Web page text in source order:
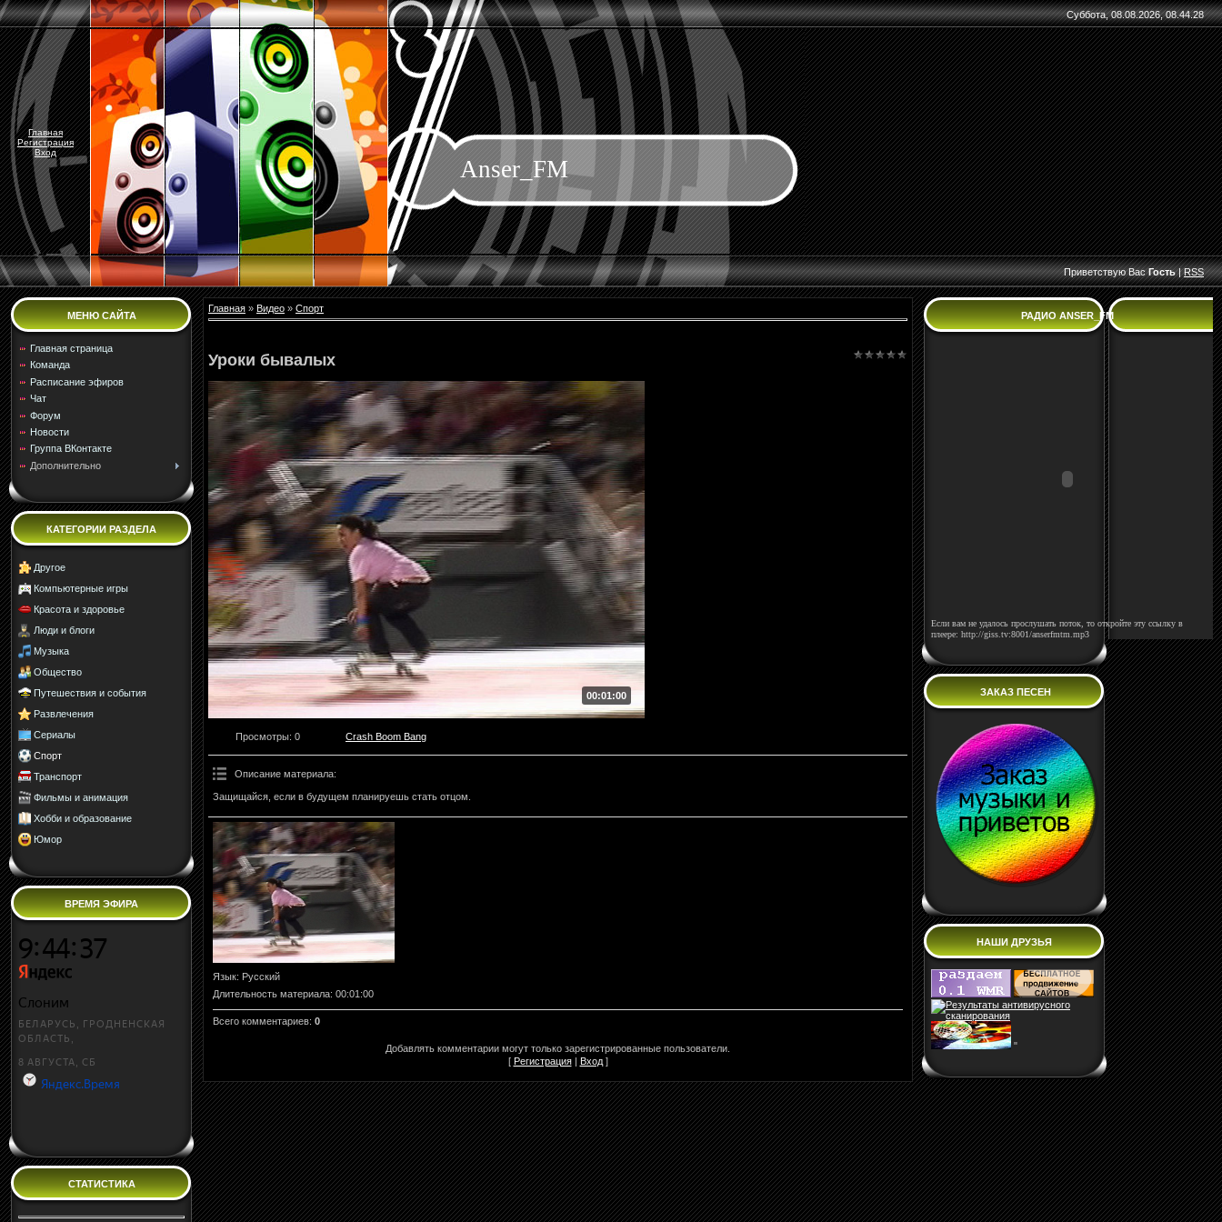
Суббота, 08.08.2026, 08.44.28
Главная
Регистрация
Вход
Anser_FM
Приветствую Вас Гость|RSS
МЕНЮ САЙТА
Главная страница
Команда
Расписание эфиров
Чат
Форум
Новости
Группа ВКонтакте
Дополнительно
КАТЕГОРИИ РАЗДЕЛА
Другое
Компьютерные игры
Красота и здоровье
Люди и блоги
Музыка
Общество
Путешествия и события
Развлечения
Сериалы
Спорт
Транспорт
Фильмы и анимация
Хобби и образование
Юмор
ВРЕМЯ ЭФИРА
СТАТИСТИКА
Главная » Видео » Спорт
Уроки бывалых
00:01:00
Просмотры: 0 Crash Boom Bang
Описание материала:
Защищайся, если в будущем планируешь стать отцом.
Язык: Русский
Длительность материала: 00:01:00
Всего комментариев: 0
Добавлять комментарии могут только зарегистрированные пользователи.
[ Регистрация| Вход]
РАДИО ANSER_FM
Если вам не удалось прослушать поток, то откройте эту ссылку в
плеере: http://giss.tv:8001/anserfmtm.mp3
ЗАКАЗ ПЕСЕН
НАШИ ДРУЗЬЯ
"